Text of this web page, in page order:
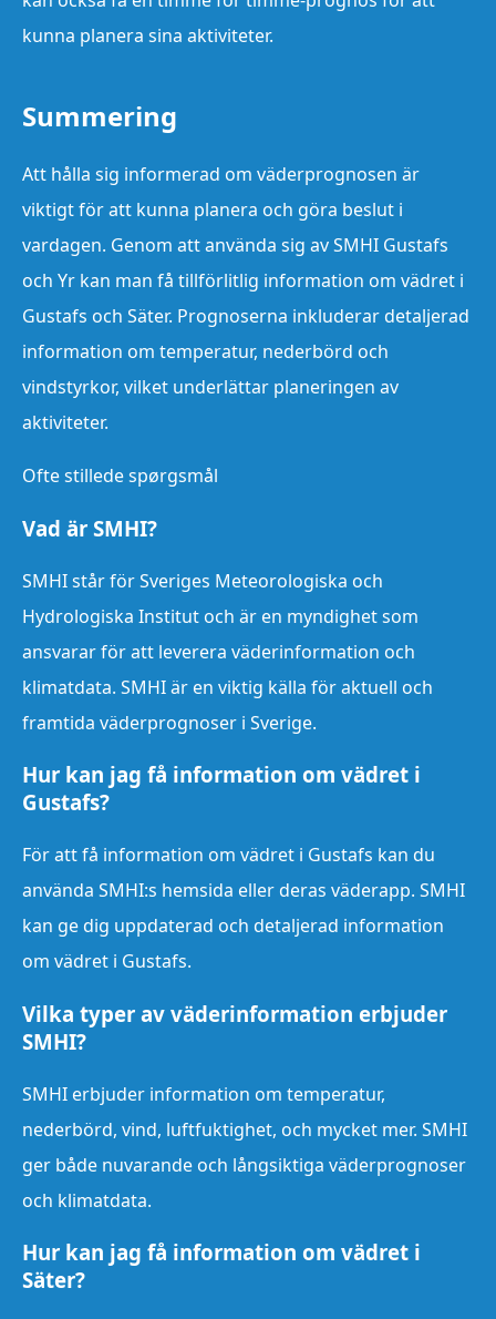
kunna planera sina aktiviteter.
Summering
Att hålla sig informerad om väderprognosen är
viktigt för att kunna planera och göra beslut i
vardagen. Genom att använda sig av SMHI Gustafs
och Yr kan man få tillförlitlig information om vädret i
Gustafs och Säter. Prognoserna inkluderar detaljerad
information om temperatur, nederbörd och
vindstyrkor, vilket underlättar planeringen av
aktiviteter.
Ofte stillede spørgsmål
Vad är SMHI?
SMHI står för Sveriges Meteorologiska och
Hydrologiska Institut och är en myndighet som
ansvarar för att leverera väderinformation och
klimatdata. SMHI är en viktig källa för aktuell och
framtida väderprognoser i Sverige.
Hur kan jag få information om vädret i
Gustafs?
För att få information om vädret i Gustafs kan du
använda SMHI:s hemsida eller deras väderapp. SMHI
kan ge dig uppdaterad och detaljerad information
om vädret i Gustafs.
Vilka typer av väderinformation erbjuder
SMHI?
SMHI erbjuder information om temperatur,
nederbörd, vind, luftfuktighet, och mycket mer. SMHI
ger både nuvarande och långsiktiga väderprognoser
och klimatdata.
Hur kan jag få information om vädret i
Säter?